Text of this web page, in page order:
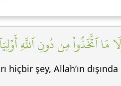
ٱتَّخَذُواْ مِن دُونِ ٱللَّهِ
hiçbir şey, Allah’ın